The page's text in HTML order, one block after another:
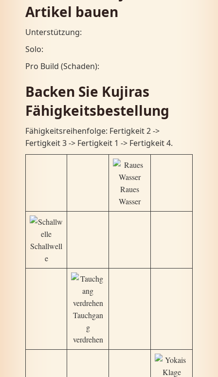
Artikel bauen
Unterstützung:
Solo:
Pro Build (Schaden):
Backen Sie Kujiras
Fähigkeitsbestellung
Fähigkeitsreihenfolge: Fertigkeit 2 ->
Fertigkeit 3 ​​-> Fertigkeit 1 -> Fertigkeit 4.
Raues
Wasser
Schallwell
e
Tauchgan
g
verdrehen